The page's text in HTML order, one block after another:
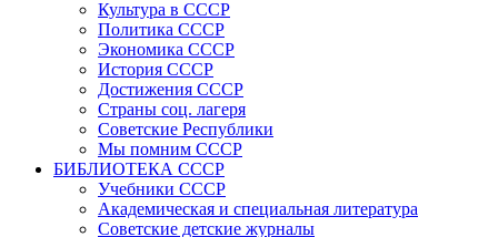
Культура в СССР
Политика СССР
Экономика СССР
История СССР
Достижения СССР
Страны соц. лагеря
Советские Республики
Мы помним СССР
БИБЛИОТЕКА СССР
Учебники СССР
Академическая и специальная литература
Советские детские журналы